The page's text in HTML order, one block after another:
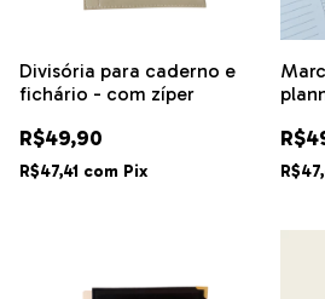
Divisória para caderno e
fichário - com zíper
R$49,90
R$47,41 com Pix